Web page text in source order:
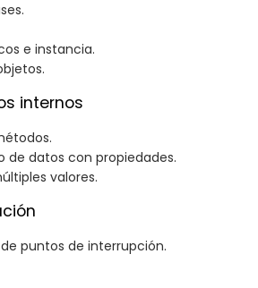
e instancia.
internos
de datos con propiedades.
valores.
puntos de interrupción.